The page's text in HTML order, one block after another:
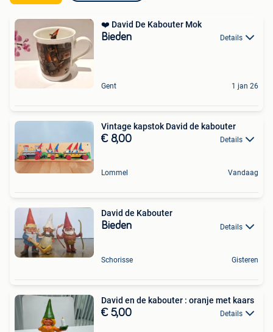
❤️ David De Kabouter Mok
Bieden Details
Gent 1 jan 26
Vintage kapstok David de kabouter
€ 8,00 Details
Lommel Vandaag
David de Kabouter
Bieden Details
Schorisse Gisteren
David en de kabouter : oranje met kaars
€ 5,00 Details